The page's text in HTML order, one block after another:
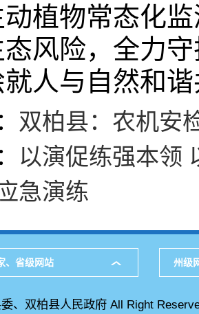
植物常态化
态风险，全力
人与自然和
双柏县：农机安
以演促练强本领
急演练
、省级网站 州级
、双柏县人民政府 All Right